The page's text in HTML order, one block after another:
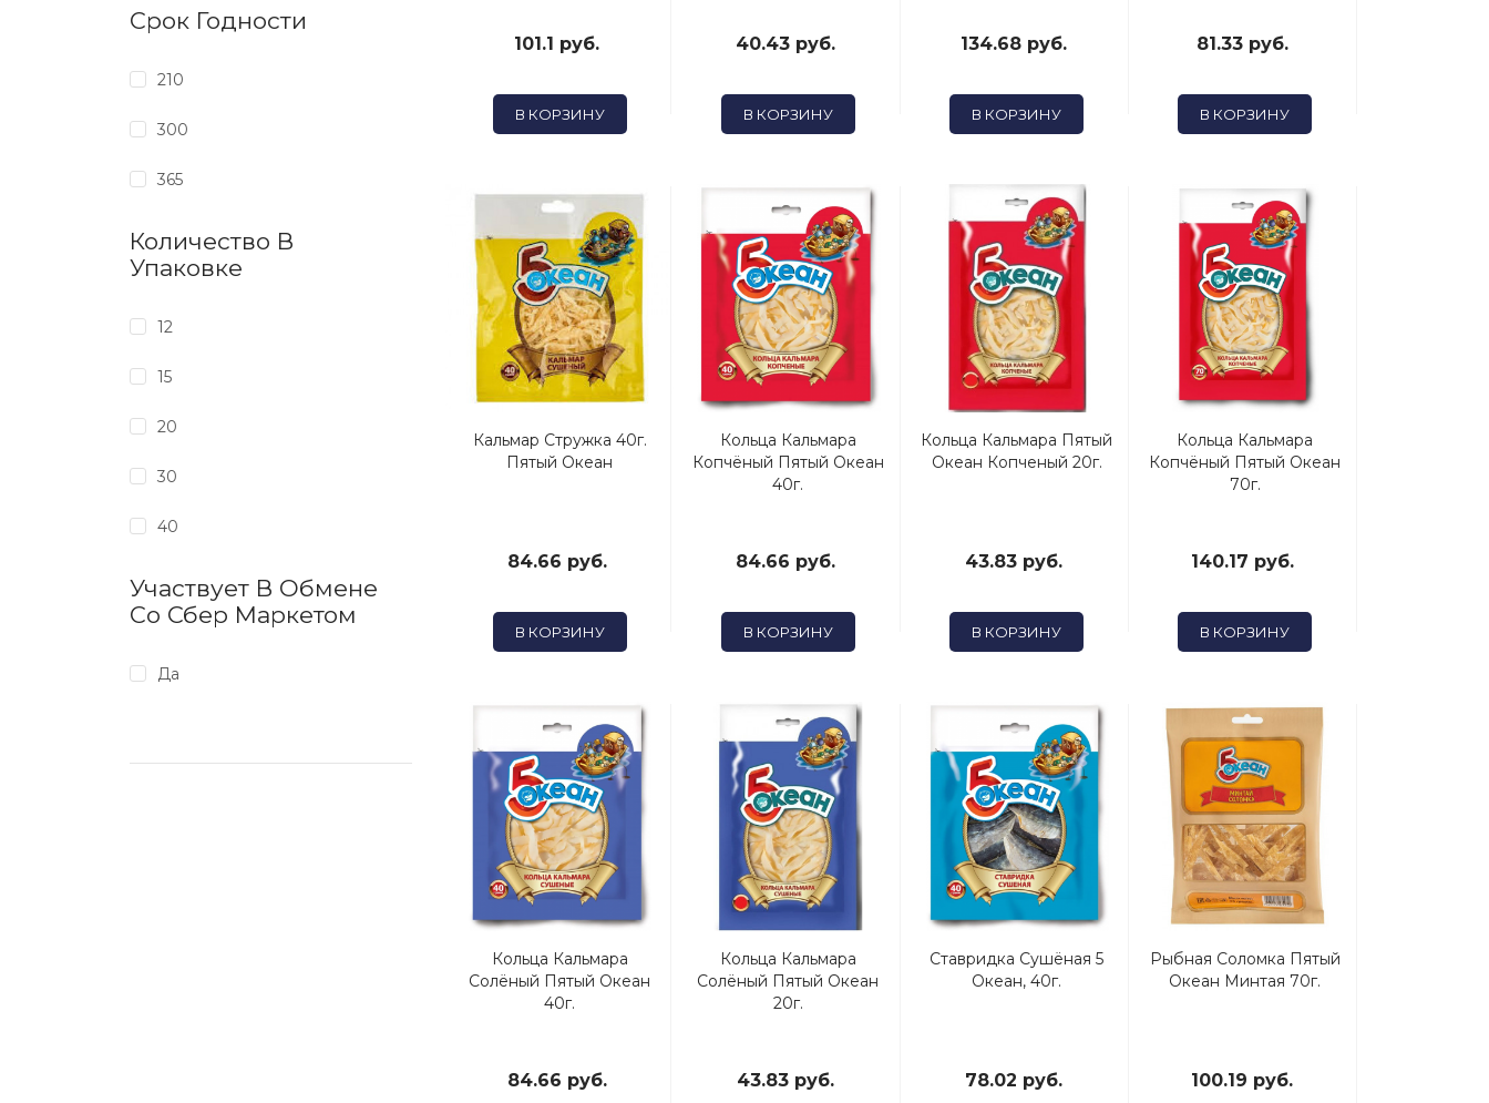
101.1 руб.
В КОРЗИНУ
40.43 руб.
В КОРЗИНУ
134.68 руб.
В КОРЗИНУ
81.33 руб.
В КОРЗИНУ
Кальмар Стружка 40г.
Пятый Океан
84.66 руб.
В КОРЗИНУ
Кольца Кальмара
Копчёный Пятый Океан
40г.
84.66 руб.
В КОРЗИНУ
Кольца Кальмара Пятый
Океан Копченый 20г.
43.83 руб.
В КОРЗИНУ
Кольца Кальмара
Копчёный Пятый Океан
70г.
140.17 руб.
В КОРЗИНУ
Кольца Кальмара
Солёный Пятый Океан
40г.
84.66 руб.
Кольца Кальмара
Солёный Пятый Океан
20г.
43.83 руб.
Ставридка Сушёная 5
Океан, 40г.
78.02 руб.
Рыбная Соломка Пятый
Океан Минтая 70г.
100.19 руб.
Срок Годности
210
300
365
Количество В
Упаковке
12
15
20
30
40
Участвует В Обмене
Со Сбер Маркетом
Да